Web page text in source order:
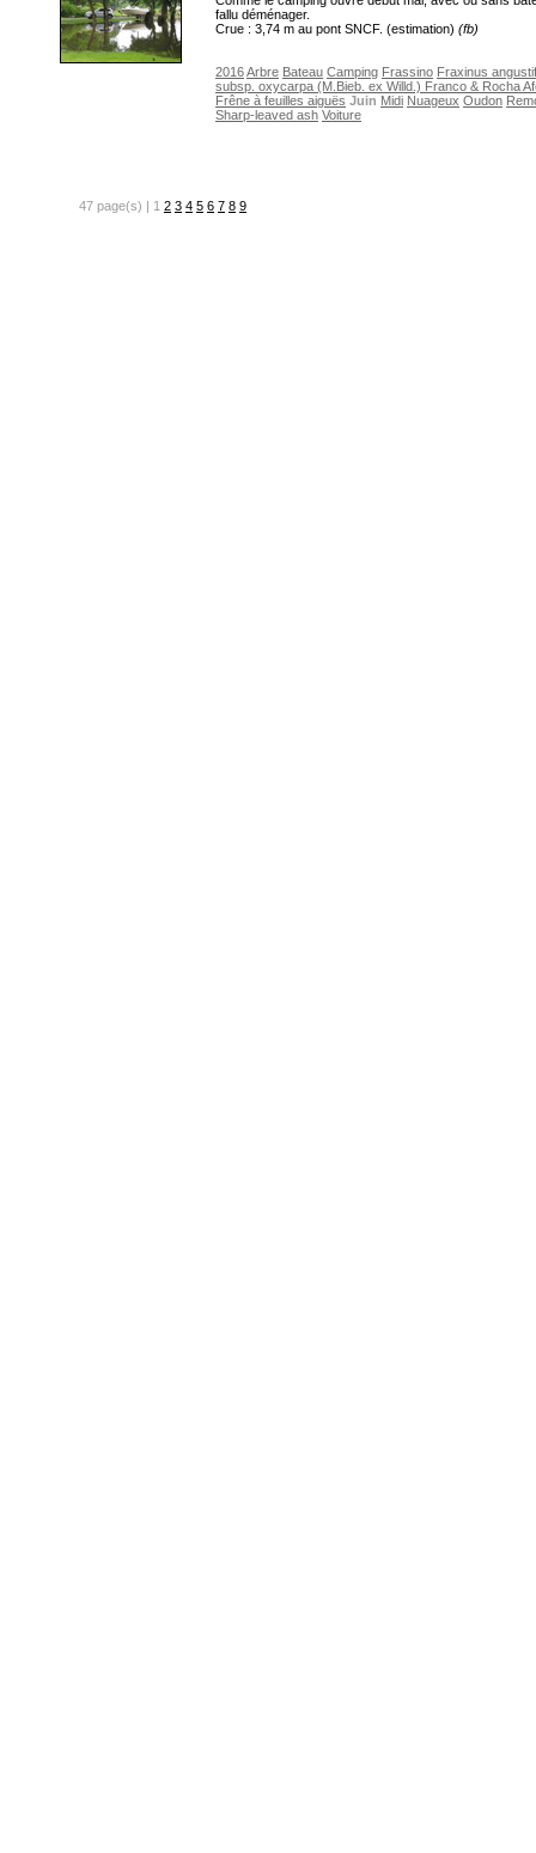
fallu déménager.
Crue : 3,74 m au pont SNCF. (estimation) (fb)
2016Arbre Bateau Camping Frassino Fraxinus
subsp. oxycarpa (M.Bieb. ex Willd.) Franco & Rocha
Frêne à feuilles aiguës Juin Midi Nuageux Oudon
Sharp-leaved ash Voiture
47 page(s) | 1 2 3 4 5 6 7 8 9